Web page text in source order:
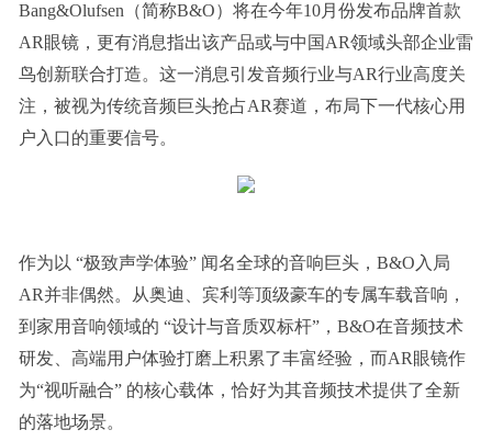
Bang&Olufsen（简称B&O）将在今年10月份发布品牌首款
AR眼镜，更有消息指出该产品或与中国AR领域头部企业雷
鸟创新联合打造。这一消息引发音频行业与AR行业高度关
注，被视为传统音频巨头抢占AR赛道，布局下一代核心用
户入口的重要信号。
作为以 “极致声学体验” 闻名全球的音响巨头，B&O入局
AR并非偶然。从奥迪、宾利等顶级豪车的专属车载音响，
到家用音响领域的 “设计与音质双标杆”，B&O在音频技术
研发、高端用户体验打磨上积累了丰富经验，而AR眼镜作
为“视听融合” 的核心载体，恰好为其音频技术提供了全新
的落地场景。